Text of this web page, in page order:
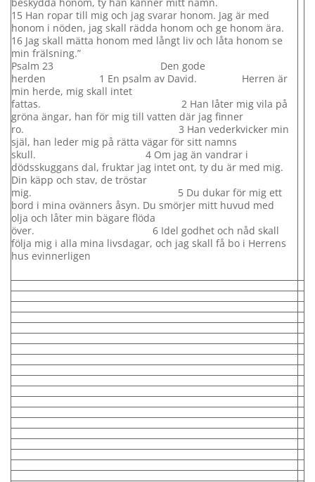
15 Han ropar till mig och jag svarar honom. Jag är med
honom i nöden, jag skall rädda honom och ge honom ära.
16 Jag skall mätta honom med långt liv och låta honom se
min frälsning.”
Psalm 23 Den gode
herden 1 En psalm av David. Herren är
min herde, mig skall intet
fattas. 2 Han låter mig vila på
gröna ängar, han för mig till vatten där jag finner
ro. 3 Han vederkvicker min
själ, han leder mig på rätta vägar för sitt namns
skull. 4 Om jag än vandrar i
dödsskuggans dal, fruktar jag intet ont, ty du är med mig.
Din käpp och stav, de tröstar
mig. 5 Du dukar för mig ett
bord i mina ovänners åsyn. Du smörjer mitt huvud med
olja och låter min bägare flöda
över. 6 Idel godhet och nåd skall
följa mig i alla mina livsdagar, och jag skall få bo i Herrens
hus evinnerligen